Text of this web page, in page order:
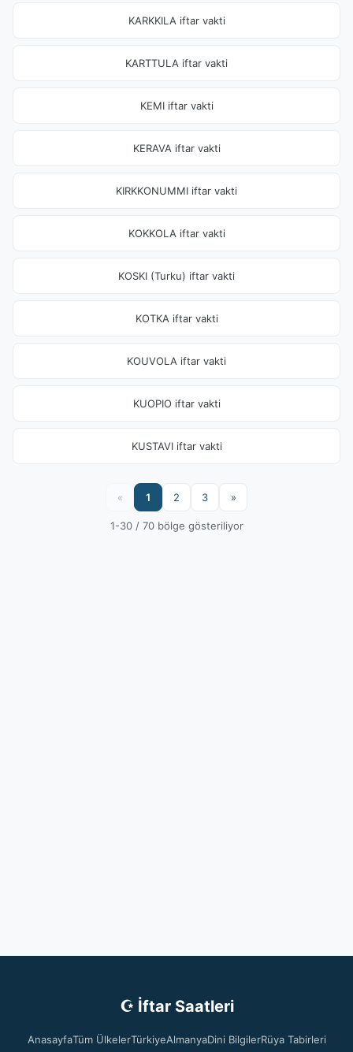
KARKKILA iftar vakti
KARTTULA iftar vakti
KEMI iftar vakti
KERAVA iftar vakti
KIRKKONUMMI iftar vakti
KOKKOLA iftar vakti
KOSKI (Turku) iftar vakti
KOTKA iftar vakti
KOUVOLA iftar vakti
KUOPIO iftar vakti
KUSTAVI iftar vakti
« 1 2 3 »
1-30 / 70 bölge gösteriliyor
☪ İftar Saatleri
AnasayfaTüm ÜlkelerTürkiyeAlmanyaDini BilgilerRüya Tabirleri